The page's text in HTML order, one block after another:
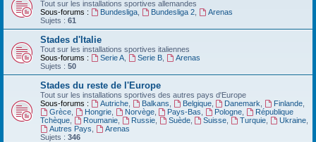
Tout sur les installations sportives allemandes
Sous-forums :
Bundesliga, Bundesliga 2,
Arenas
Sujets : 61
Stades d'Italie
Tout sur les installations sportives italiennes
Sous-forums :
Serie A, Serie B,
Arenas
Sujets : 50
Stades du reste de l'Europe
Tout sur les installations sportives des autres pays d'Europe
Sous-forums :
Autriche, Balkans Belgique, Danemark Finlande
Grèce, Hongrie, Norvège, Pays-Bas Pologne
République
Tchèque
Roumanie, Russie, Suède, Suisse Turquie Ukraine
Autres Pays
Arenas
Sujets : 346